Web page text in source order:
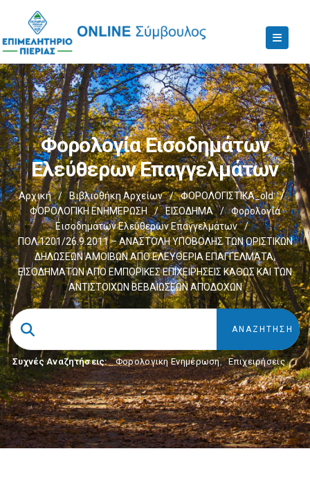
Φορολογία Εισοδημάτων
Ελεύθερων Επαγγελμάτων
Αρχική / Βιβλιοθήκη Αρχείων / ΦΟΡΟΛΟΓΙΣΤΙΚΑ_old
/
ΦΟΡΟΛΟΓΙΚΗ ΕΝΗΜΕΡΩΣΗ
/ ΕΙΣΟΔΗΜΑ /
Φορολογία
Εισοδημάτων Ελεύθερων Επαγγελμάτων
/
ΠΟΛ.1201/26.9.2011 – ΑΝΑΣΤΟΛΗ ΥΠΟΒΟΛΗΣ ΤΩΝ ΟΡΙΣΤΙΚΩΝ
ΔΗΛΩΣΕΩΝ ΑΜΟΙΒΩΝ ΑΠΟ ΕΛΕΥΘΕΡΙΑ ΕΠΑΓΓΕΛΜΑΤΑ,
ΕΙΣΟΔΗΜΑΤΩΝ ΑΠΟ ΕΜΠΟΡΙΚΕΣ ΕΠΙΧΕΙΡΗΣΕΙΣ ΚΑΘΩΣ ΚΑΙ ΤΩΝ
ΑΝΤΙΣΤΟΙΧΩΝ ΒΕΒΑΙΩΣΕΩΝ ΑΠΟΔΟΧΩΝ
Συχνές Αναζητήσεις: Φορολογικη Ενημέρωση, Επιχειρήσεις